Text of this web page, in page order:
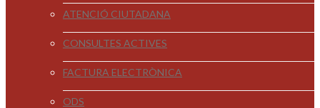
ATENCIÓ CIUTADANA
CONSULTES ACTIVES
FACTURA ELECTRÒNICA
ODS